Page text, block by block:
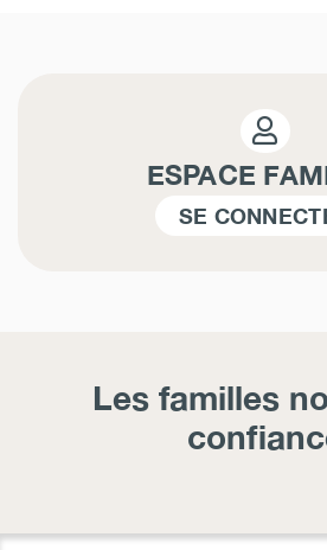
ESPACE
SE
Les familles